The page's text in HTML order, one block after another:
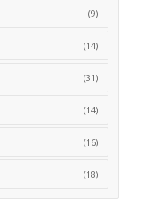
(9)
(14)
(31)
(14)
(16)
(18)